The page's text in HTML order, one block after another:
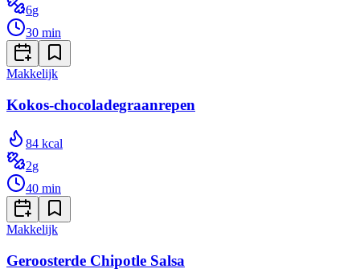
6g
30 min
Makkelijk
Kokos-chocoladegraanrepen
84 kcal
2g
40 min
Makkelijk
Geroosterde Chipotle Salsa